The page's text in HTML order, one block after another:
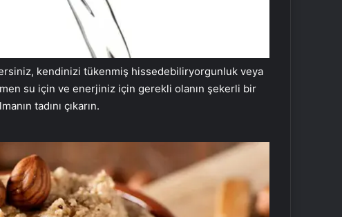
kendinizi tükenmiş hissedebiliryorgunluk veya
su için ve enerjiniz için gerekli olanın şekerli bir
tadını çıkarın.